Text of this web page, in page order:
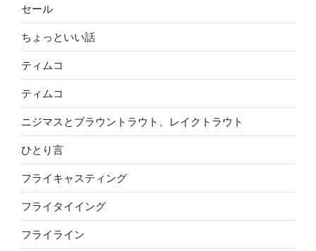
セール
ちょっといい話
ティムコ
ティムコ
ニジマスとブラウントラウト、レイクトラウト
ひとり言
フライキャスティング
フライタイイング
フライライン